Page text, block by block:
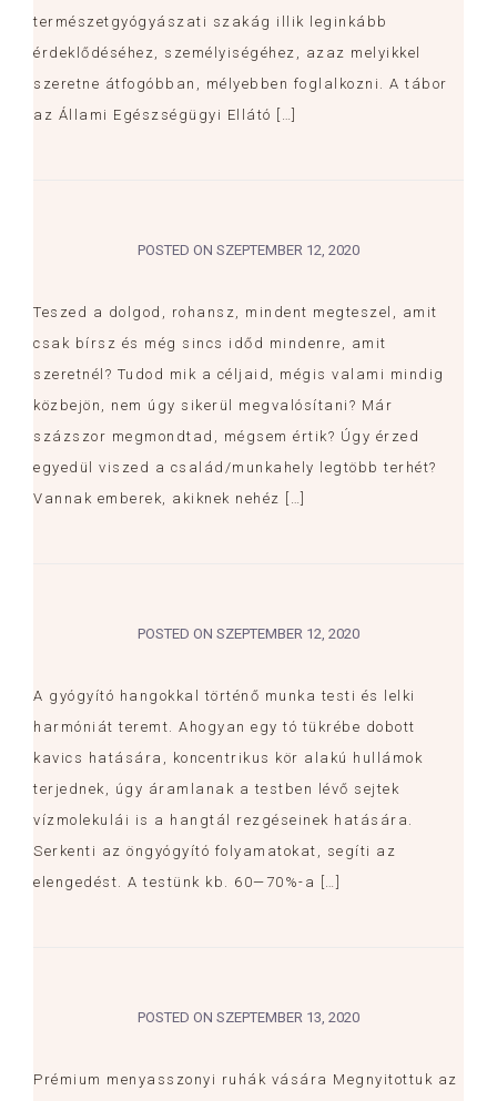
természetgyógyászati szakág illik leginkább
érdeklődéséhez, személyiségéhez, azaz melyikkel
szeretne átfogóbban, mélyebben foglalkozni. A tábor
az Állami Egészségügyi Ellátó […]
POSTED ON SZEPTEMBER 12, 2020
Teszed a dolgod, rohansz, mindent megteszel, amit
csak bírsz és még sincs időd mindenre, amit
szeretnél? Tudod mik a céljaid, mégis valami mindig
közbejön, nem úgy sikerül megvalósítani? Már
százszor megmondtad, mégsem értik? Úgy érzed
egyedül viszed a család/munkahely legtöbb terhét?
Vannak emberek, akiknek nehéz […]
POSTED ON SZEPTEMBER 12, 2020
A gyógyító hangokkal történő munka testi és lelki
harmóniát teremt. Ahogyan egy tó tükrébe dobott
kavics hatására, koncentrikus kör alakú hullámok
terjednek, úgy áramlanak a testben lévő sejtek
vízmolekulái is a hangtál rezgéseinek hatására.
Serkenti az öngyógyító folyamatokat, segíti az
elengedést. A testünk kb. 60—70%-a […]
POSTED ON SZEPTEMBER 13, 2020
Prémium menyasszonyi ruhák vására Megnyitottuk az